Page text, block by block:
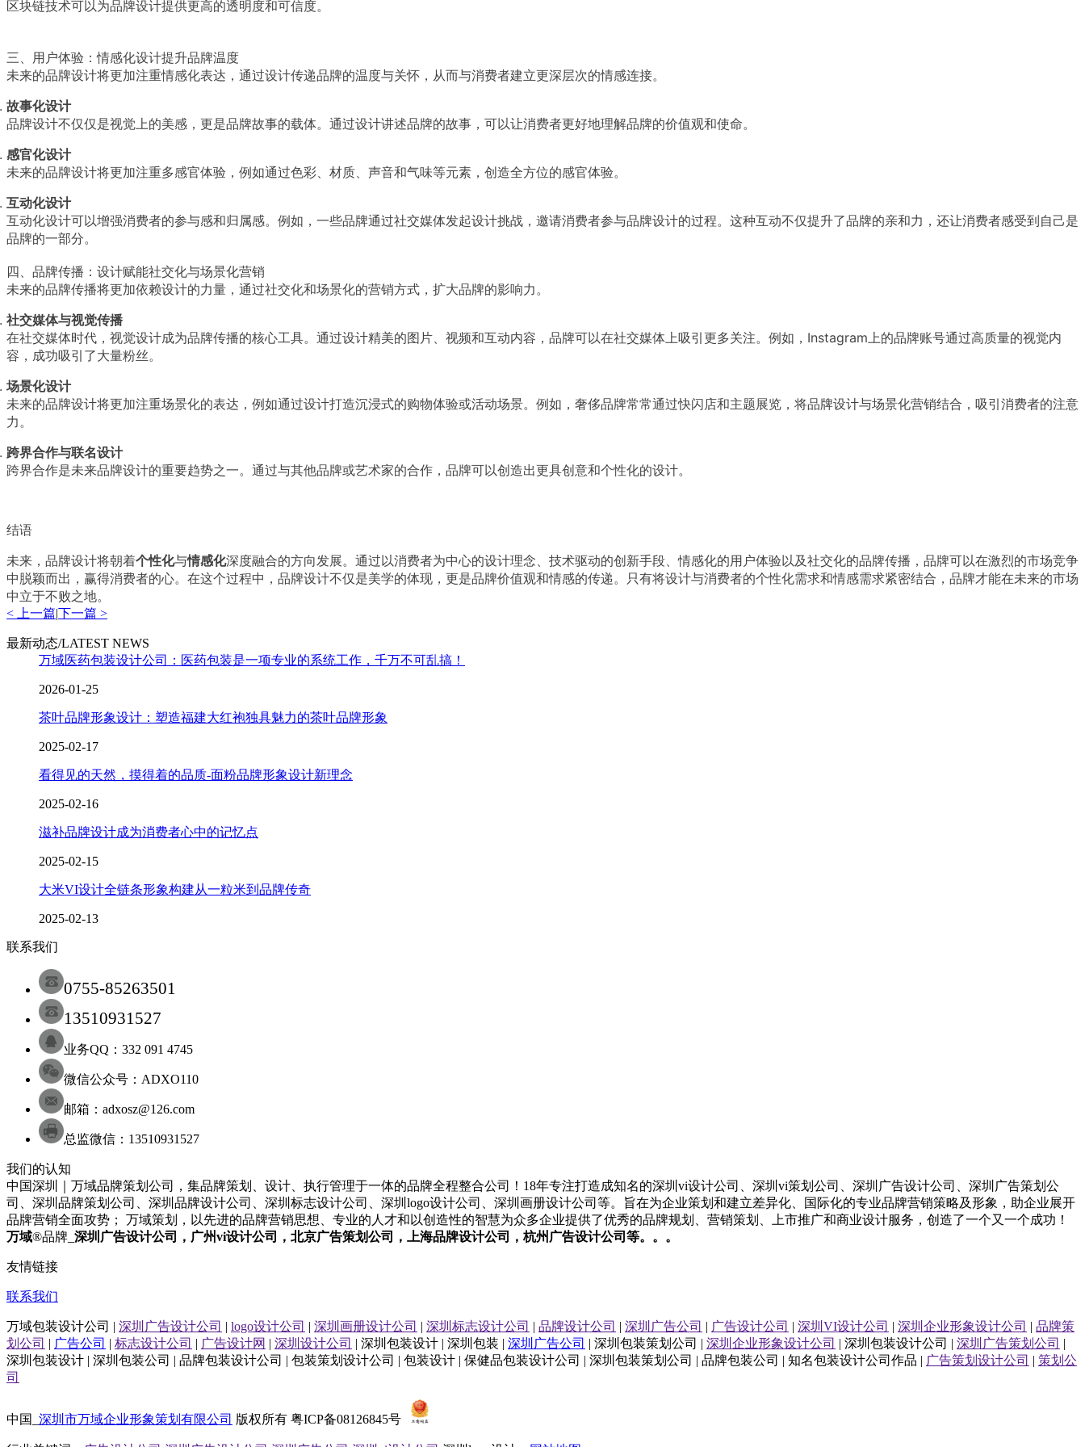
区块链技术可以为品牌设计提供更高的透明度和可信度。
三、用户体验：情感化设计提升品牌温度
未来的品牌设计将更加注重情感化表达，通过设计传递品牌的温度与关怀，从而与消费者建立更深层次的情感连接。
故事化设计
品牌设计不仅仅是视觉上的美感，更是品牌故事的载体。通过设计讲述品牌的故事，可以让消费者更好地理解品牌的价值观和使命。
感官化设计
未来的品牌设计将更加注重多感官体验，例如通过色彩、材质、声音和气味等元素，创造全方位的感官体验。
互动化设计
互动化设计可以增强消费者的参与感和归属感。例如，一些品牌通过社交媒体发起设计挑战，邀请消费者参与品牌设计的过程。这种互动不仅提升了品牌的亲和力，还让消费者感受到自己是
品牌的一部分。
四、品牌传播：设计赋能社交化与场景化营销
未来的品牌传播将更加依赖设计的力量，通过社交化和场景化的营销方式，扩大品牌的影响力。
社交媒体与视觉传播
在社交媒体时代，视觉设计成为品牌传播的核心工具。通过设计精美的图片、视频和互动内容，品牌可以在社交媒体上吸引更多关注。例如，Instagram上的品牌账号通过高质量的视觉内
容，成功吸引了大量粉丝。
场景化设计
未来的品牌设计将更加注重场景化的表达，例如通过设计打造沉浸式的购物体验或活动场景。例如，奢侈品牌常常通过快闪店和主题展览，将品牌设计与场景化营销结合，吸引消费者的注意
力。
跨界合作与联名设计
跨界合作是未来品牌设计的重要趋势之一。通过与其他品牌或艺术家的合作，品牌可以创造出更具创意和个性化的设计。
结语
未来，品牌设计将朝着个性化与情感化深度融合的方向发展。通过以消费者为中心的设计理念、技术驱动的创新手段、情感化的用户体验以及社交化的品牌传播，品牌可以在激烈的市场竞争
中脱颖而出，赢得消费者的心。在这个过程中，品牌设计不仅是美学的体现，更是品牌价值观和情感的传递。只有将设计与消费者的个性化需求和情感需求紧密结合，品牌才能在未来的市场
中立于不败之地。
< 上一篇|下一篇 >
最新动态/LATEST NEWS
万域医药包装设计公司：医药包装是一项专业的系统工作，千万不可乱搞！
2026-01-25
茶叶品牌形象设计：塑造福建大红袍独具魅力的茶叶品牌形象
2025-02-17
看得见的天然，摸得着的品质-面粉品牌形象设计新理念
2025-02-16
滋补品牌设计成为消费者心中的记忆点
2025-02-15
大米VI设计全链条形象构建从一粒米到品牌传奇
2025-02-13
联系我们
0755-85263501
13510931527
业务QQ：332 091 4745
微信公众号：ADXO110
邮箱：adxosz@126.com
总监微信：13510931527
我们的认知
中国深圳｜万域品牌策划公司，集品牌策划、设计、执行管理于一体的品牌全程整合公司！18年专注打造成知名的深圳 vi设计公司 深圳 vi策划 公司 深圳 广告设计公司 深圳 广告策划 公
司
深圳 品牌策划 公司 深圳 品牌设计公司 深圳 标志设计公司 深圳 logo设计公司 深圳 画册设计公司 等。旨在为企业策划和建立差异化、国际化的专业品牌营销策略及形象，助企业展开
品牌营销全面攻势； 万域策划，以先进的品牌营销思想、专业的人才和以创造性的智慧为众多企业提供了优秀的品牌规划、营销策划、上市推广和商业设计服务， 创造了一个又一个成功！
万域®品牌_ 深圳 广告设计公司 ，广州vi设计公司 ，北京广告策划公司 ，上海品牌设计公司 ，杭州 广告设计公司等。。。
友情链接
联系我们
万域包装设计公司 | 深圳广告设计公司 | logo设计公司 | 深圳画册设计公司 | 深圳标志设计公司 | 品牌设计公司 | 深圳广告公司 | 广告设计公司 | 深圳VI设计公司 | 深圳企业形象设计公司 | 品牌策
划公司 | 广告公司 | 标志设计公司 | 广告设计网 | 深圳设计公司 | 深圳包装设计 | 深圳包装 | 深圳广告公司 | 深圳包装策划公司 | 深圳企业形象设计公司 | 深圳包装设计公司 | 深圳广告策划公司 |
深圳包装设计 | 深圳包装公司 | 品牌包装设计公司 | 包装策划设计公司 | 包装设计 | 保健品包装设计公司 | 深圳包装策划公司 | 品牌包装公司 | 知名包装设计公司作品 | 广告策划设计公司 | 策划公
司
中国_ 深圳市万域企业形象策划有限公司 版权所有 粤ICP备08126845号